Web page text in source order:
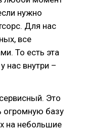
нужно
Для нас
все
То есть эта
нас внутри –
Это
огромную базу
на небольшие